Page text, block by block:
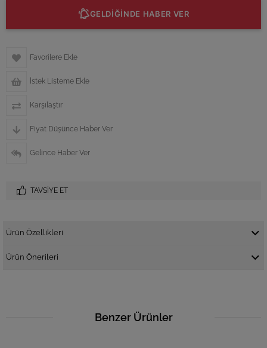
GELDİĞİNDE HABER VER
Favorilere Ekle
İstek Listeme Ekle
Karşılaştır
Fiyat Düşünce Haber Ver
Gelince Haber Ver
TAVSIYE ET
Ürün Özellikleri
Ürün Önerileri
Benzer Ürünler